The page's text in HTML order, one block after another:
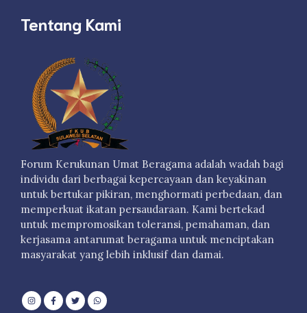
Tentang Kami
Forum Kerukunan Umat Beragama adalah wadah bagi
individu dari berbagai kepercayaan dan keyakinan
untuk bertukar pikiran, menghormati perbedaan, dan
memperkuat ikatan persaudaraan. Kami bertekad
untuk mempromosikan toleransi, pemahaman, dan
kerjasama antarumat beragama untuk menciptakan
masyarakat yang lebih inklusif dan damai.